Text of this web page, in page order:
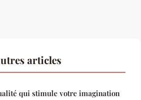
articles
qui stimule votre imagination